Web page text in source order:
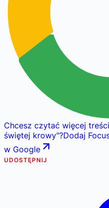
Chcesz czytać więcej
świętej krowy"?Dodaj
w Google
UDOSTĘPNIJ